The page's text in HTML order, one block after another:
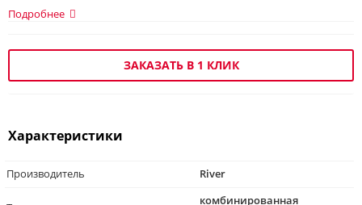
Подробнее
ЗАКАЗАТЬ В 1 КЛИК
Характеристики
Производитель River
комбинированная